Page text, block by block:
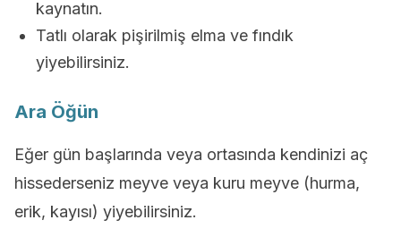
kaynatın.
Tatlı olarak pişirilmiş elma ve fındık
yiyebilirsiniz.
Ara Öğün
Eğer gün başlarında veya ortasında kendinizi aç
hissederseniz meyve veya kuru meyve (hurma,
erik, kayısı) yiyebilirsiniz.